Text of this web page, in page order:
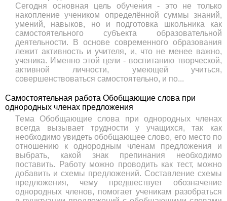
Сегодня основная цель обучения - это не только
накопление учеником определённой суммы знаний,
умений, навыков, но и подготовка школьника как
самостоятельного субъекта образовательной
деятельности. В основе современного образования
лежит активность и учителя, и, что не менее важно,
ученика. Именно этой цели - воспитанию творческой,
активной личности, умеющей учиться,
совершенствоваться самостоятельно, и по...
Самостоятельная работа Обобщающие слова при
однородных членах предложения
Тема Обобщающие слова при однородных членах
всегда вызывает трудности у учащихся, так как
необходимо увидеть обобщающее слово, его место по
отношению к однородным членам предложения и
выбрать, какой знак препинания необходимо
поставить. Работу можно проводить как тест, можно
добавить и схемы предложений. Составление схемы
предложения, чему предшествует обозначение
однородных членов, помогает ученикам разобраться